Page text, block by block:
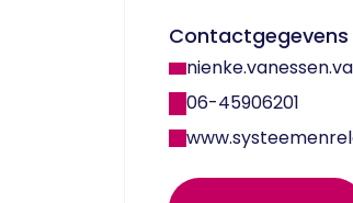
Contactgegevens
06-45906201